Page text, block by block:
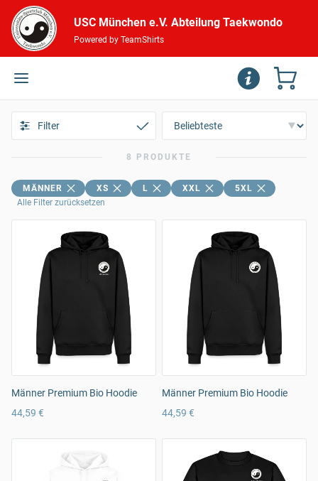
USC München e.V. Abteilung Taekwondo
Powered by TeamShirts
Filter
8 PRODUKTE
MÄNNER XS L XXL
5XL
Alle Filter zurücksetzen
Männer Premium Bio Hoodie
44,59 €
Männer Premium Bio Hoodie
44,59 €